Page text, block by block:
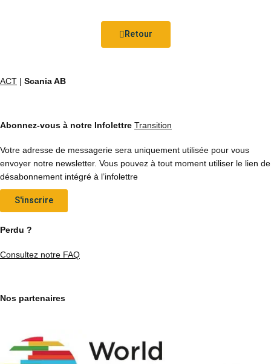
Retour
ACT | Scania AB
Abonnez-vous à notre Infolettre Transition
Votre adresse de messagerie sera uniquement utilisée pour vous
envoyer notre newsletter. Vous pouvez à tout moment utiliser le lien de
désabonnement intégré à l’infolettre
S'inscrire
Perdu ?
Consultez notre FAQ
Nos partenaires